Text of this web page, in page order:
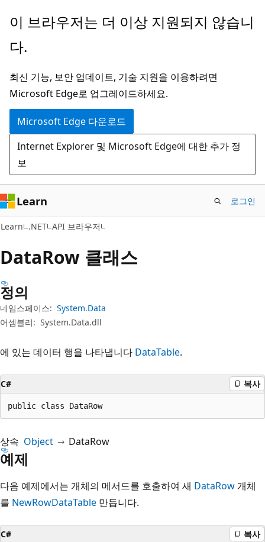
주
콘
츠
로
건
너
뛰
기
페
지
탐
색
으
로
건
너
뛰
기
이 브라우저는 더 이상 지원되지 않습니
다.
최신 기능, 보안 업데이트, 기술 지원을 이용하려면
Microsoft Edge로 업그레이드하세요.
Microsoft Edge 다운로드
Internet Explorer 및 Microsoft Edge에 대한 추가 정
보
Learn 로그인
Learn .NET API 브라우저
DataRow 클래스
정의
네임스페이스: System.Data
어셈블리: System.Data.dll
에 있는 데이터 행을 나타냅니다 DataTable.
C# 복사
public class DataRow
상속 Object DataRow
예제
다음 예제에서는 개체의 메서드를 호출하여 새 DataRow 개체
를 NewRowDataTable 만듭니다.
C# 복사